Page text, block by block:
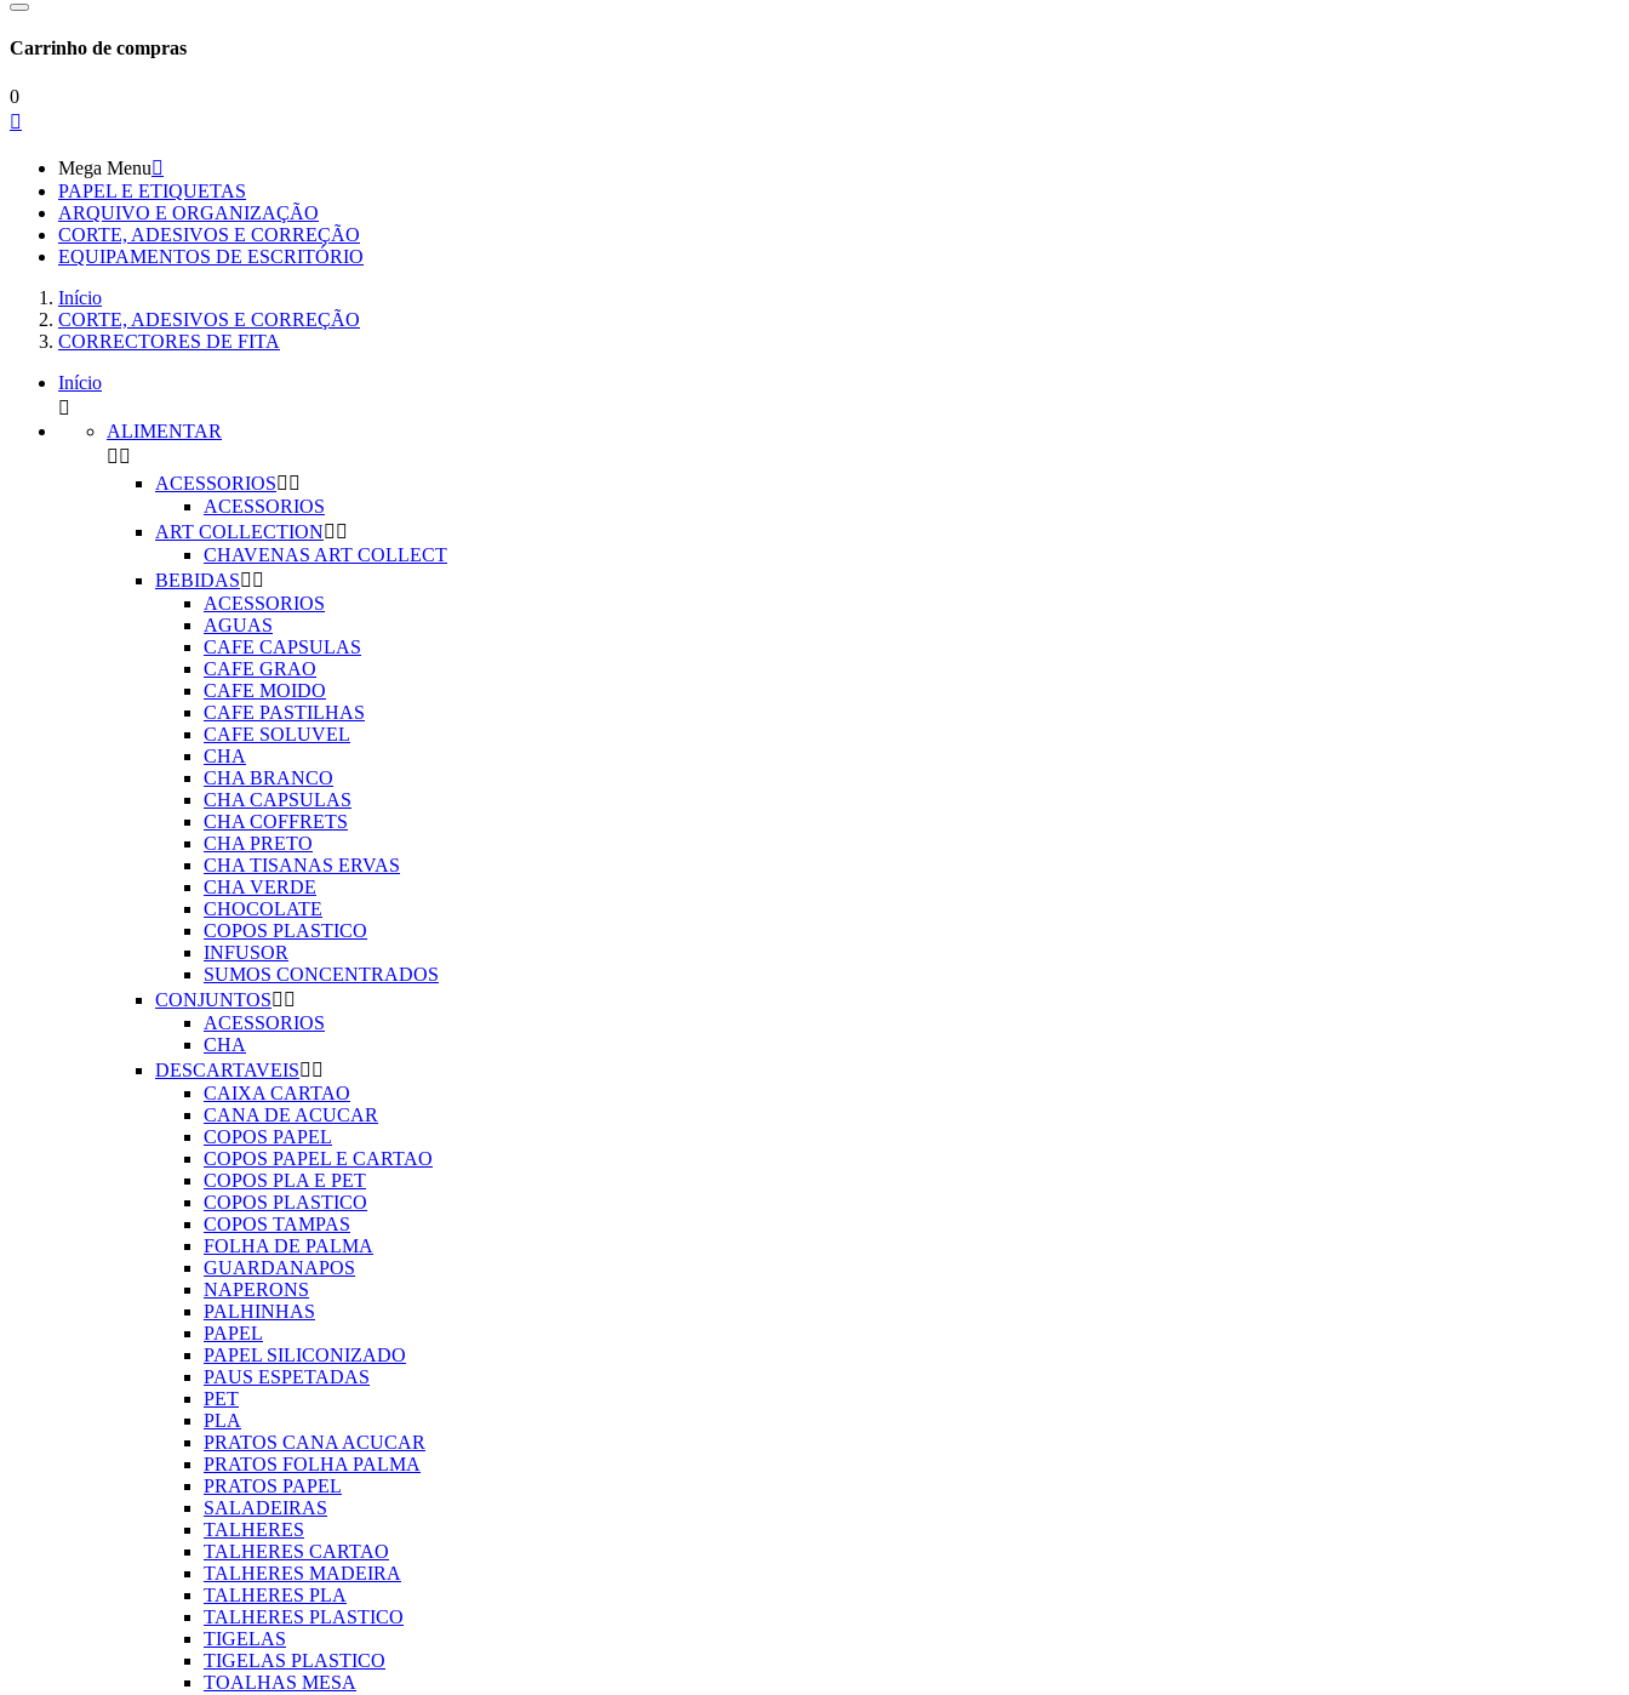
Carrinho de compras
0

Mega Menu
PAPEL E ETIQUETAS
ARQUIVO E ORGANIZAÇÃO
CORTE, ADESIVOS E CORREÇÃO
EQUIPAMENTOS DE ESCRITÓRIO
Início
CORTE, ADESIVOS E CORREÇÃO
CORRECTORES DE FITA
Início

ALIMENTAR
 
ACESSORIOS 
ACESSORIOS
ART COLLECTION 
CHAVENAS ART COLLECT
BEBIDAS 
ACESSORIOS
AGUAS
CAFE CAPSULAS
CAFE GRAO
CAFE MOIDO
CAFE PASTILHAS
CAFE SOLUVEL
CHA
CHA BRANCO
CHA CAPSULAS
CHA COFFRETS
CHA PRETO
CHA TISANAS ERVAS
CHA VERDE
CHOCOLATE
COPOS PLASTICO
INFUSOR
SUMOS CONCENTRADOS
CONJUNTOS 
ACESSORIOS
CHA
DESCARTAVEIS 
CAIXA CARTAO
CANA DE ACUCAR
COPOS PAPEL
COPOS PAPEL E CARTAO
COPOS PLA E PET
COPOS PLASTICO
COPOS TAMPAS
FOLHA DE PALMA
GUARDANAPOS
NAPERONS
PALHINHAS
PAPEL
PAPEL SILICONIZADO
PAUS ESPETADAS
PET
PLA
PRATOS CANA ACUCAR
PRATOS FOLHA PALMA
PRATOS PAPEL
SALADEIRAS
TALHERES
TALHERES CARTAO
TALHERES MADEIRA
TALHERES PLA
TALHERES PLASTICO
TIGELAS
TIGELAS PLASTICO
TOALHAS MESA